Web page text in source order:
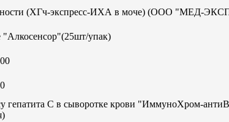
(ХГч-экспресс-ИХА в моче) (ООО "МЕД-
"Алкосенсор"(25шт/упак)
гепатита С в сыворотке крови "ИммуноХром-